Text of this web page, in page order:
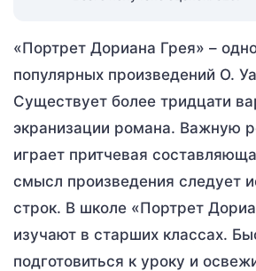
«Портрет Дориана Грея» –
популярных произведений О.
Существует более тридцати
экранизации романа. Важную
играет притчевая
смысл произведения следует
строк. В школе «Портрет
изучают в старших классах.
подготовиться к уроку и